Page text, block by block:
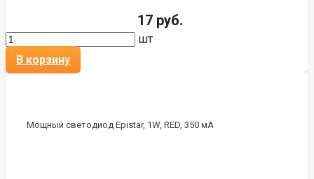
17 руб.
шт
В корзину
Мощный светодиод Epistar, 1W, RED, 350 мА